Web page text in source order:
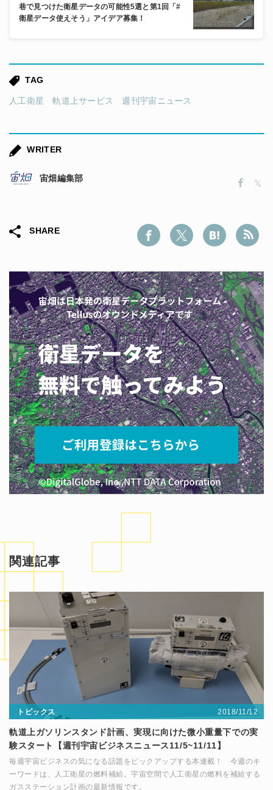
巷で見つけた衛星データの可能性5選と第1回「#
衛星データ使えそう」アイデア募集！
TAG
人工衛星 軌道上サービス 週刊宇宙ニュース
WRITER
宙畑編集部
SHARE
関連記事
トピックス 2018/11/12
軌道上ガソリンスタンド計画、実現に向けた微小重量下での実
験スタート【週刊宇宙ビジネスニュース11/5~11/11】
毎週宇宙ビジネスの気になる話題をピックアップする本連載！ 今週のキ
ーワードは、人工衛星の燃料補給。宇宙空間で人工衛星の燃料を補給する
ガスステーション計画の最新情報です。